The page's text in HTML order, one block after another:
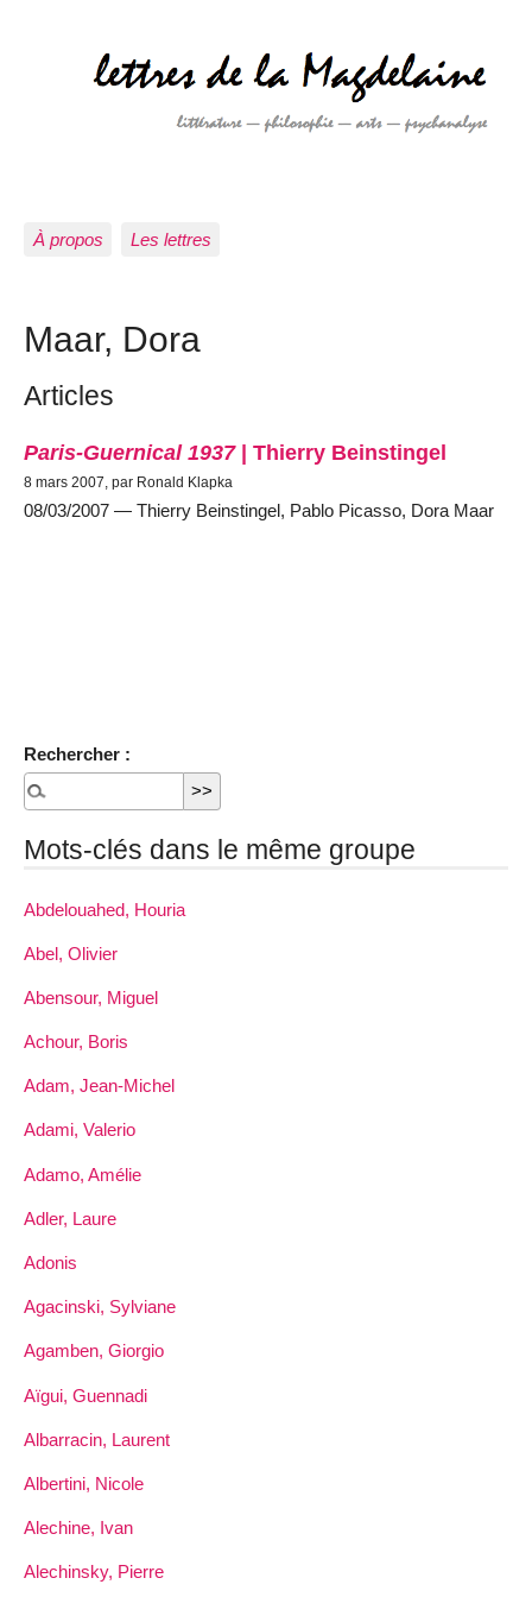
À propos Les lettres
Maar, Dora
Articles
Paris-Guernical 1937| Thierry Beinstingel
8 mars 2007, par Ronald Klapka
08/03/2007 — Thierry Beinstingel, Pablo Picasso, Dora Maar
Rechercher :
Mots-clés dans le même groupe
Abdelouahed, Houria
Abel, Olivier
Abensour, Miguel
Achour, Boris
Adam, Jean-Michel
Adami, Valerio
Adamo, Amélie
Adler, Laure
Adonis
Agacinski, Sylviane
Agamben, Giorgio
Aïgui, Guennadi
Albarracin, Laurent
Albertini, Nicole
Alechine, Ivan
Alechinsky, Pierre